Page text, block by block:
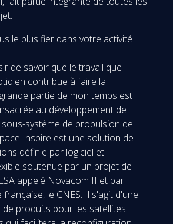
le plus fier dans votre activité
de savoir que le travail que
contribue à faire la
partie de mon temps est
au développement de
système de propulsion de
Inspire est une solution de
définie par logiciel et
soutenue par un projet de
appelé Novacom II et par
le CNES. Il s'agit d'une
de produits pour les satellites